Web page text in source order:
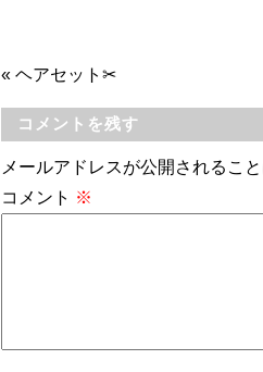
« ヘアセット✂
コメントを残す
メールアドレスが公開されること
コメント ※